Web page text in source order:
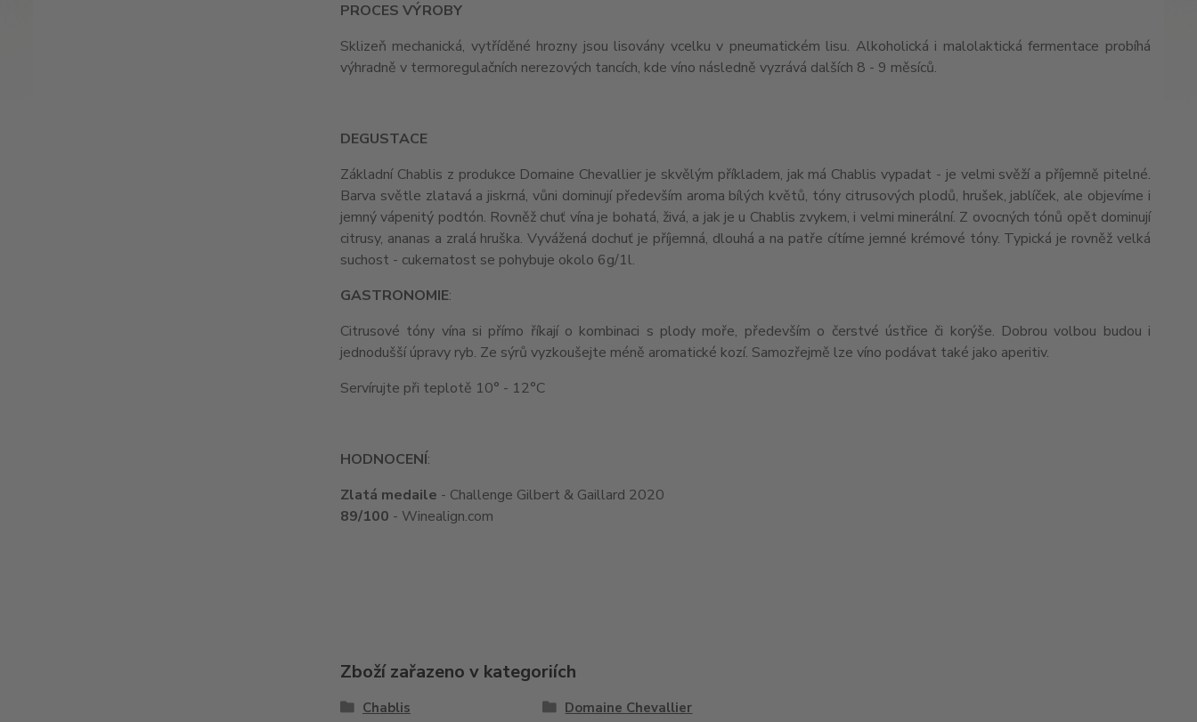
PROCES VÝROBY
Sklizeň mechanická, vytříděné hrozny jsou lisovány vcelku v pneumatickém lisu. Alkoholická i malolaktická fermentace probíhá
výhradně v termoregulačních nerezových tancích, kde víno následně vyzrává dalších 8 - 9 měsíců.
DEGUSTACE
Základní Chablis z produkce Domaine Chevallier je skvělým příkladem, jak má Chablis vypadat - je velmi svěží a příjemně pitelné.
Barva světle zlatavá a jiskrná, vůni dominují především aroma bílých květů, tóny citrusových plodů, hrušek, jablíček, ale objevíme i
jemný vápenitý podtón. Rovněž chuť vína je bohatá, živá, a jak je u Chablis zvykem, i velmi minerální. Z ovocných tónů opět dominují
citrusy, ananas a zralá hruška. Vyvážená dochuť je příjemná, dlouhá a na patře cítíme jemné krémové tóny. Typická je rovněž velká
suchost - cukernatost se pohybuje okolo 6g/1l.
GASTRONOMIE:
Citrusové tóny vína si přímo říkají o kombinaci s plody moře, především o čerstvé ústřice či korýše. Dobrou volbou budou i
jednodušší úpravy ryb. Ze sýrů vyzkoušejte méně aromatické kozí. Samozřejmě lze víno podávat také jako aperitiv.
Servírujte při teplotě 10° - 12°C
HODNOCENÍ:
Zlatá medaile - Challenge Gilbert & Gaillard 2020
89/100 - Winealign.com
Zboží zařazeno v kategoriích
Chablis Domaine Chevallier